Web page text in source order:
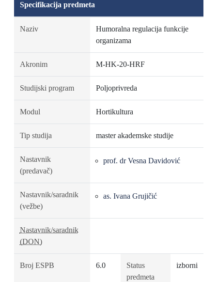
Specifikacija predmeta
Naziv
Humoralna regulacija funkcije
organizama
Akronim M-HK-20-HRF
Studijski program Poljoprivreda
Modul Hortikultura
Tip studija master akademske studije
Nastavnik
(predavač)
prof. dr Vesna Davidović
Nastavnik/saradnik
(vežbe)
as. Ivana Grujičić
Nastavnik/saradnik
(DON)
Broj ESPB 6.0
Status
predmeta
izborni